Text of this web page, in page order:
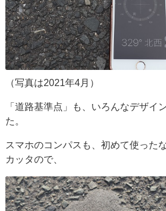
（写真は2021年4月）
「道路基準点」も、いろんなデザイ
た。
スマホのコンパスも、初めて使った
カッタので、